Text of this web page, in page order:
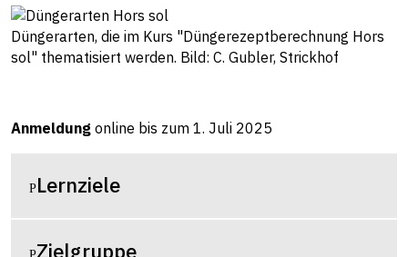
Düngerarten, die im Kurs "Düngerezeptberechnung Hors
sol" thematisiert werden. Bild: C. Gubler, Strickhof
Anmeldung online bis zum 1. Juli 2025
Lernziele
Zielgruppe